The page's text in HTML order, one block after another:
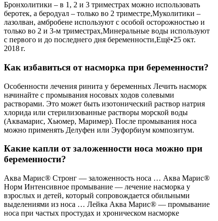
Бронхолитики – в 1, 2 и 3 триместрах можно использовать
беротек, а беродуал – только во 2 триместре,Муколитики –
лазолван, амбробене используют с особой осторожностью и
только во 2 и 3-м триместрах,Минеральные воды используют
с первого и до последнего дня беременности,Ещё•25 окт.
2018 г.
Как избавиться от насморка при беременности?
Особенности лечения ринита у беременных Лечить насморк
начинайте с промывания носовых ходов солевыми
растворами. Это может быть изотонический раствор натрия
хлорида или стерилизованные растворы морской воды
(Аквамарис, Хьюмер, Маример). После промывания носа
можно применять Делуфен или Эуфорбиум композитум.
Какие капли от заложенности носа можно при
беременности?
Аква Марис® Стронг — заложенность носа … Аква Марис®
Норм Интенсивное промывание — лечение насморка у
взрослых и детей, который сопровождается обильными
выделениями из носа … Лейка Аква Марис® — промывание
носа при частых простудах и хроническом насморке